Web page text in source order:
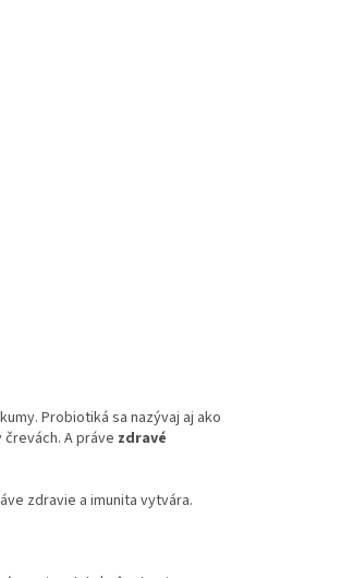
Probiotiká sa nazývaj aj ako
A práve zdravé
zdravie a imunita vytvára.